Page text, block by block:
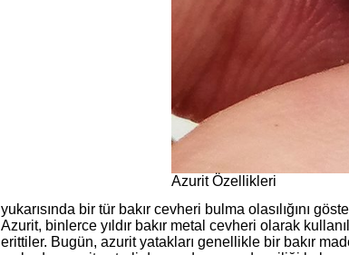
Azurit Özellikleri
yukarısında bir tür bakır cevheri bulma olasılığını
Azurit, binlerce yıldır bakır metal cevheri olarak
erittiler. Bugün, azurit yatakları genellikle bir bakır